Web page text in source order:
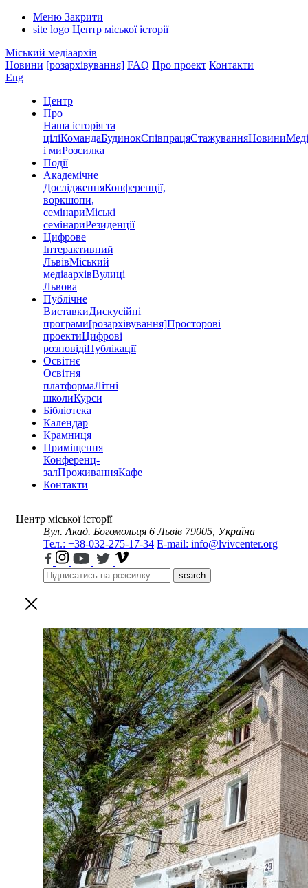
Меню Закрити
site logo Центр міської історії
Міський медіаархів
Новини [розархівування] FAQ Про проект Контакти
Eng
Центр
Про
Наша історія та
ціліКомандаБудинокСпівпрацяСтажуванняНовини
і миРозсилка
Події
Академічне
ДослідженняКонференції,
воркшопи,
семінариМіські
семінариРезиденції
Цифрове
Інтерактивний
ЛьвівМіський
медіаархівВулиці
Львова
Публічне
ВиставкиДискусійні
програми[розархівування]Просторові
проектиЦифрові
розповідіПублікації
Освітнє
Освітня
платформаЛітні
школиКурси
Бібліотека
Календар
Крамниця
Приміщення
Конференц-
залПроживанняКафе
Контакти
Центр міської історії
Вул. Акад. Богомольця 6 Львів 79005, Україна
Тел.: +38-032-275-17-34 E-mail: info@lvivcenter.org
search